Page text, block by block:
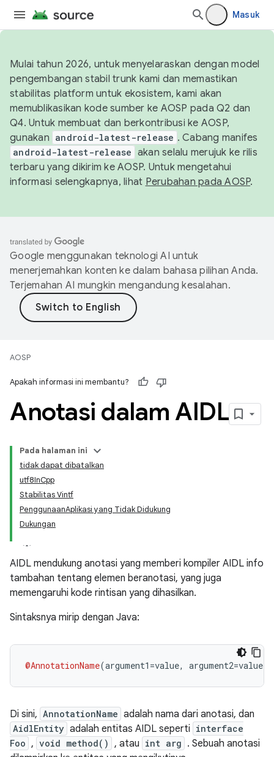
Masuk
Mulai tahun 2026, untuk menyelaraskan dengan model
pengembangan stabil trunk kami dan memastikan
stabilitas platform untuk ekosistem, kami akan
memublikasikan kode sumber ke AOSP pada Q2 dan
Q4. Untuk membuat dan berkontribusi ke AOSP,
gunakan android-latest-release . Cabang manifes
android-latest-release akan selalu merujuk ke rilis
terbaru yang dikirim ke AOSP. Untuk mengetahui
informasi selengkapnya, lihat Perubahan pada AOSP.
Google menggunakan teknologi AI untuk
menerjemahkan konten ke dalam bahasa pilihan Anda.
Terjemahan AI mungkin mengandung kesalahan.
AOSP
Apakah informasi ini membantu?
Anotasi dalam AIDL
Pada halaman ini
tidak dapat dibatalkan
utf8InCpp
Stabilitas Vintf
PenggunaanAplikasi yang Tidak Didukung
Dukungan
AIDL mendukung anotasi yang memberi kompiler AIDL info
tambahan tentang elemen beranotasi, yang juga
memengaruhi kode rintisan yang dihasilkan.
Sintaksnya mirip dengan Java:
@AnnotationName(argument1 =value, argument2=value
Di sini, AnnotationName adalah nama dari anotasi, dan
AidlEntity adalah entitas AIDL seperti interface
Foo , void method() , atau int arg . Sebuah anotasi